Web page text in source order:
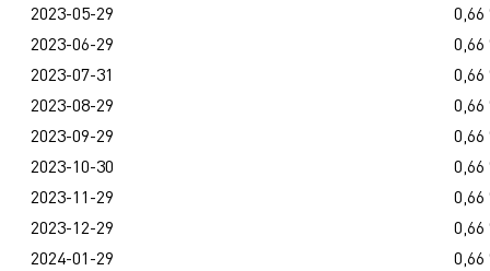
2023-05-29
0,66
2023-06-29
0,66
2023-07-31
0,66
2023-08-29
0,66
2023-09-29
0,66
2023-10-30
0,66
2023-11-29
0,66
2023-12-29
0,66
2024-01-29
0,66